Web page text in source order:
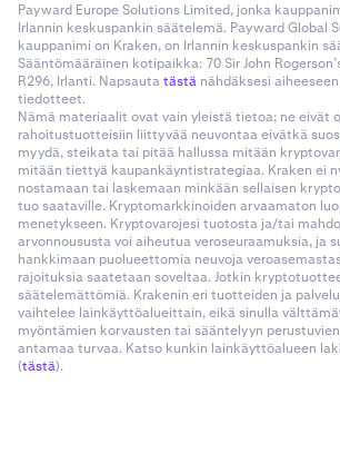
Payward Europe Solutions Limited, jonka
Irlannin keskuspankin säätelemä. Payward Global
kauppanimi on Kraken, on Irlannin keskuspankin
Sääntömääräinen kotipaikka: 70 Sir John
R296, Irlanti. Napsautatästä nähdäksesi
tiedotteet.
Nämä materiaalit ovat vain yleistä tietoa; ne eivät
rahoitustuotteisiin liittyvää neuvontaa eivätkä
myydä, steikata tai pitää hallussa mitään
mitään tiettyä kaupankäyntistrategiaa. Kraken ei
nostamaan tai laskemaan minkään sellaisen
tuo saataville. Kryptomarkkinoiden arvaamaton
menetykseen. Kryptovarojesi tuotosta ja/tai
arvonnoususta voi aiheutua veroseuraamuksia, ja
hankkimaan puolueettomia neuvoja
rajoituksia saatetaan soveltaa. Jotkin
säätelemättömiä. Krakenin eri tuotteiden ja
vaihtelee lainkäyttöalueittain, eikä sinulla
myöntämien korvausten tai sääntelyyn
antamaa turvaa. Katso kunkin lainkäyttöalueen
(tästä).